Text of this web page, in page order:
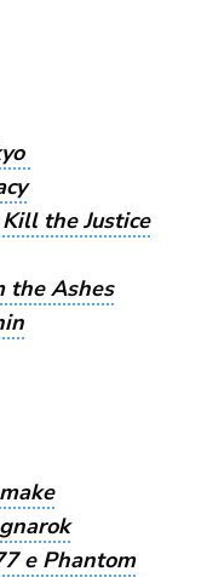
the Justice
the Ashes
e Phantom